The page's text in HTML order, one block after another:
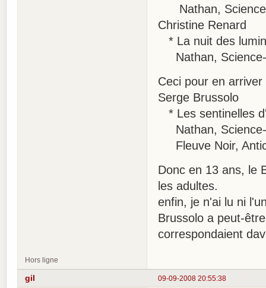
Nathan, Science-
Christine Renard
* La nuit des
Nathan, Science-
Ceci pour en arriver
Serge Brussolo
* Les sentinelles
Nathan, Science-
Fleuve Noir,
Donc en 13 ans, le
les adultes.
enfin, je n'ai lu ni
Brussolo a peut-
correspondaient
Hors ligne
09-09-2008 20:55:38
gil